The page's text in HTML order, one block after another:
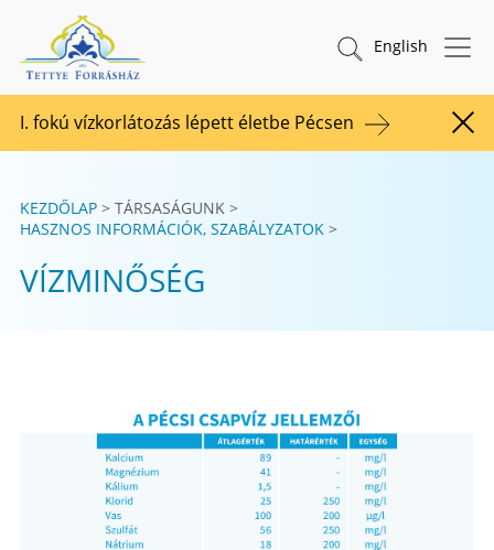
Tovább a tartalomhoz
TETTYE FORRÁSHÁZ Zrt. Keresés indítása
English
I. fokú vízkorlátozás lépett életbe Pécsen
KEZDŐLAP
TÁRSASÁGUNK
HASZNOS INFORMÁCIÓK, SZABÁLYZATOK
VÍZMINŐSÉG